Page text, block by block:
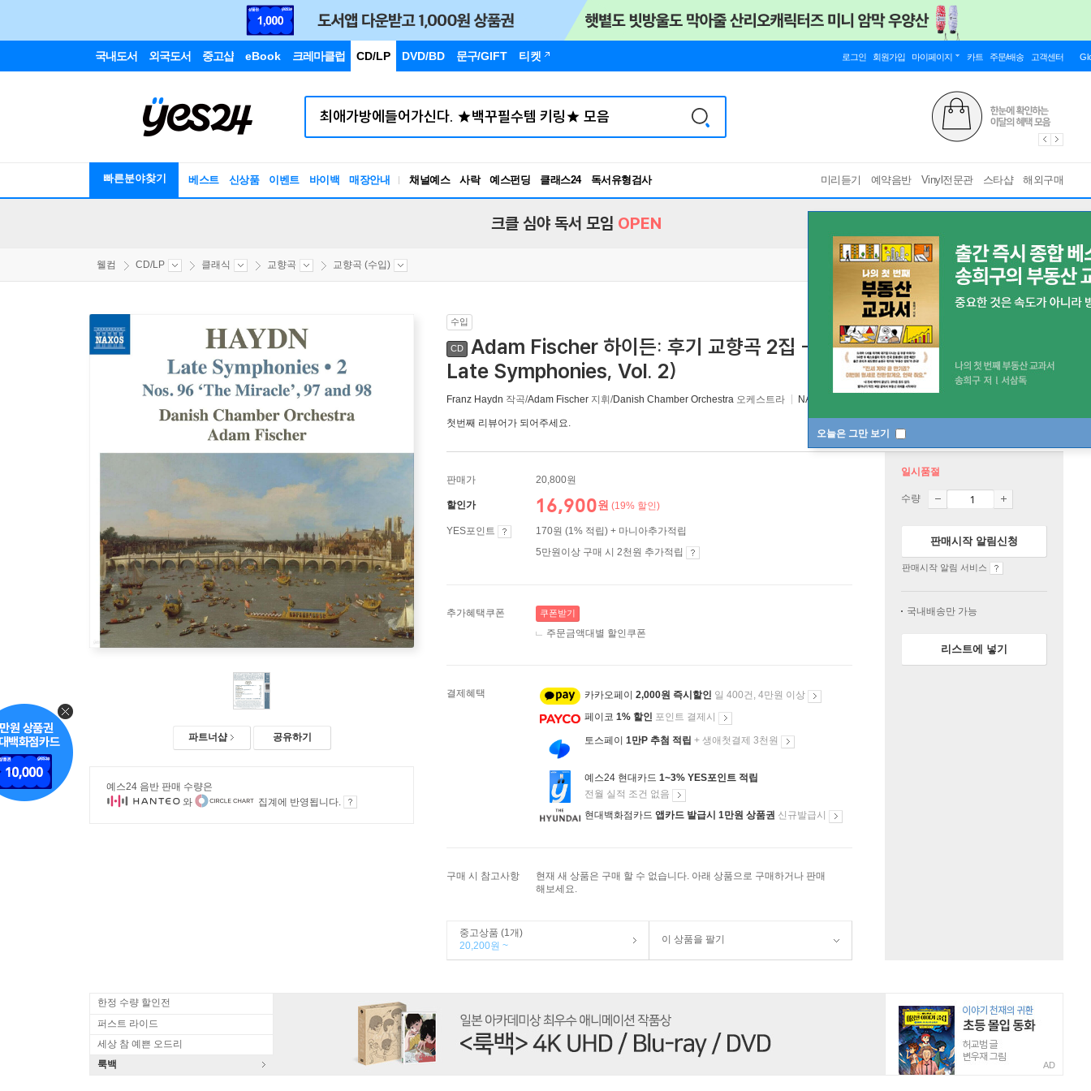
국내도서 외국도서 중고샵 eBook 크레마클럽 CD/LP DVD/BD 문구/GIFT 티켓 로그인 회원가입 마이페이지 카트 주문/배송 고객센터
빠른분야찾기 베스트 신상품 이벤트 바이백 매장안내 채널예스 사락 예스펀딩 클래스24
독서유형검사
RBTI Lab
미리듣기 예약음반 Vinyl전문관 스타샵 해외구매
오늘은 그만 보기
크클 심야 독서 모임 OPEN
웰컴 CD/LP 클래식 교향곡 교향곡 (수입)
파트너샵 공유하기
예스24 음반 판매 수량은
와
집계에 반영됩니다.
수입
CD
Adam Fischer 하이든: 후기 교향곡 2집 - 교향곡 96-98번 (Haydn:
Late Symphonies, Vol. 2)
Franz Haydn 작곡/Adam Fischer 지휘/Danish Chamber Orchestra 오케스트라 NAXOS
첫번째 리뷰어가 되어주세요.
판매가 20,800원
할인가 16,900원 (19% 할인)
YES포인트
170원 (1% 적립) + 마니아추가적립
5만원이상 구매 시 2천원 추가적립
추가혜택쿠폰 쿠폰받기
주문금액대별 할인쿠폰
결제혜택 카카오페이 2,000원 즉시할인 일 400건, 4만원 이상
페이코 1% 할인 포인트 결제시
토스페이 1만P 추첨 적립 + 생애첫결제 3천원
예스24 현대카드 1~3% YES포인트 적립
전월 실적 조건 없음
현대백화점카드 앱카드 발급시 1만원 상품권 신규발급시
구매 시 참고사항
현재 새 상품은 구매 할 수 없습니다. 아래 상품으로 구매하거나 판매
해보세요.
중고상품 (1개)
20,200원 ~
이 상품을 팔기
일시품절
수량
판매시작 알림신청
판매시작 알림 서비스
국내배송만 가능
리스트에 넣기
한정 수량 할인전
퍼스트 라이드
세상 참 예쁜 오드리
룩백
AD